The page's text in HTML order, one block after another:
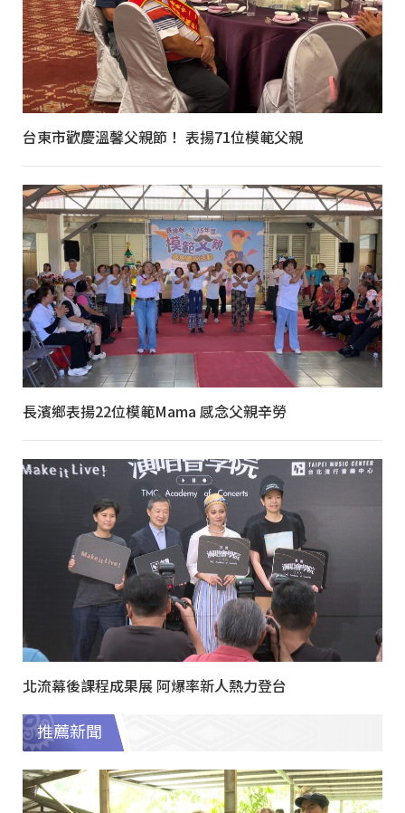
台東市歡慶溫馨父親節！ 表揚71位模範父親
長濱鄉表揚22位模範Mama 感念父親辛勞
北流幕後課程成果展 阿爆率新人熱力登台
推薦新聞